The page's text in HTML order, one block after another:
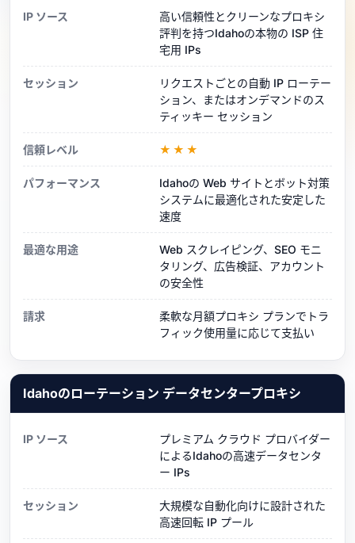
IP ソース
高い信頼性とクリーンなプロキシ
評判を持つIdahoの本物の ISP 住
宅用 IPs
セッション
リクエストごとの自動 IP ローテー
ション、またはオンデマンドのス
ティッキー セッション
信頼レベル ★★★
パフォーマンス
Idahoの Web サイトとボット対策
システムに最適化された安定した
速度
最適な用途
Web スクレイピング、SEO モニ
タリング、広告検証、アカウント
の安全性
請求
柔軟な月額プロキシ プランでトラ
フィック使用量に応じて支払い
Idahoのローテーション データセンタープロキシ
IP ソース
プレミアム クラウド プロバイダー
によるIdahoの高速データセンタ
ー IPs
セッション
大規模な自動化向けに設計された
高速回転 IP プール